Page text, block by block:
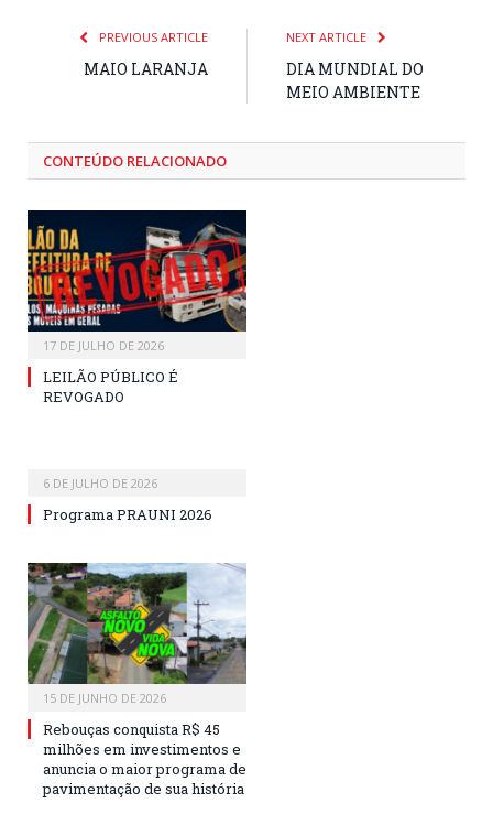
PREVIOUS ARTICLE
MAIO LARANJA
NEXT ARTICLE
DIA MUNDIAL DO
MEIO AMBIENTE
CONTEÚDO RELACIONADO
17 DE JULHO DE 2026
LEILÃO PÚBLICO É
REVOGADO
6 DE JULHO DE 2026
Programa PRAUNI 2026
15 DE JUNHO DE 2026
Rebouças conquista R$ 45
milhões em investimentos e
anuncia o maior programa de
pavimentação de sua história